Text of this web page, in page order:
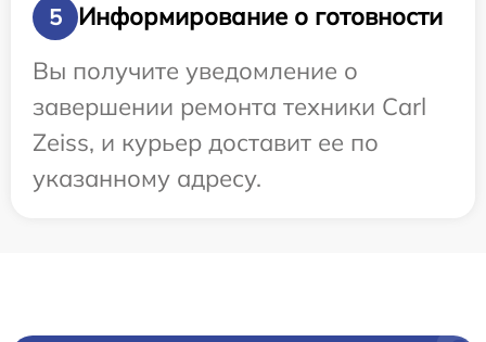
5
Информирование о готовности
Вы получите уведомление о
завершении ремонта техники Carl
Zeiss, и курьер доставит ее по
указанному адресу.